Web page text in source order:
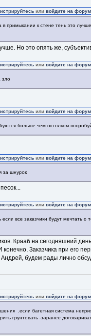
иливойдите на форум
в примыкании к стене тень это
Но это опять же,
иливойдите на форум
зло
иливойдите на форум
больше чем
иливойдите на форум
за шнурок
иливойдите на форум
все заказчики будут мечтать о
Крааб на сегодняшний
конечно, Заказчика при его
будем рады лично
иливойдите на форум
.если багетная система
грунтовать -заранее